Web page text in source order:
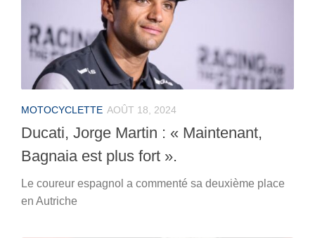
MOTOCYCLETTE AOÛT 18, 2024
Ducati, Jorge Martin : « Maintenant,
Bagnaia est plus fort ».
Le coureur espagnol a commenté sa deuxième place
en Autriche